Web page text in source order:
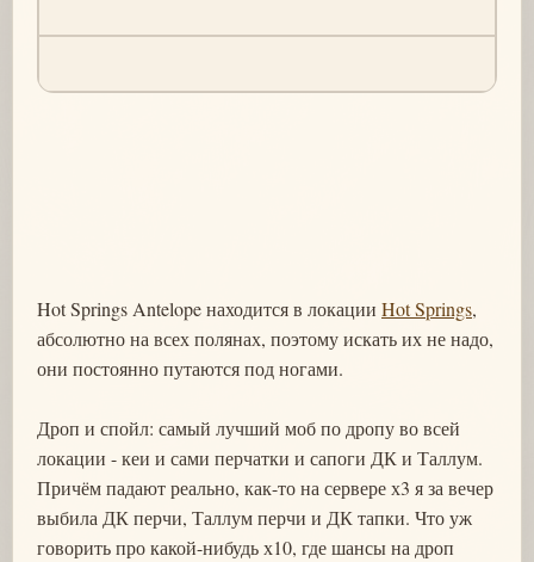
Hot Springs Antelope находится в локации Hot Springs,
абсолютно на всех полянах, поэтому искать их не надо,
они постоянно путаются под ногами.
Дроп и спойл: самый лучший моб по дропу во всей
локации - кеи и сами перчатки и сапоги ДК и Таллум.
Причём падают реально, как-то на сервере х3 я за вечер
выбила ДК перчи, Таллум перчи и ДК тапки. Что уж
говорить про какой-нибудь х10, где шансы на дроп